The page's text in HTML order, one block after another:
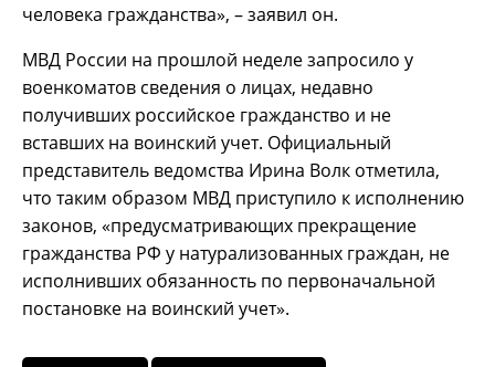
человека гражданства», – заявил он.
МВД России на прошлой неделе запросило у
военкоматов сведения о лицах, недавно
получивших российское гражданство и не
вставших на воинский учет. Официальный
представитель ведомства Ирина Волк отметила,
что таким образом МВД приступило к исполнению
законов, «предусматривающих прекращение
гражданства РФ у натурализованных граждан, не
исполнивших обязанность по первоначальной
постановке на воинский учет».